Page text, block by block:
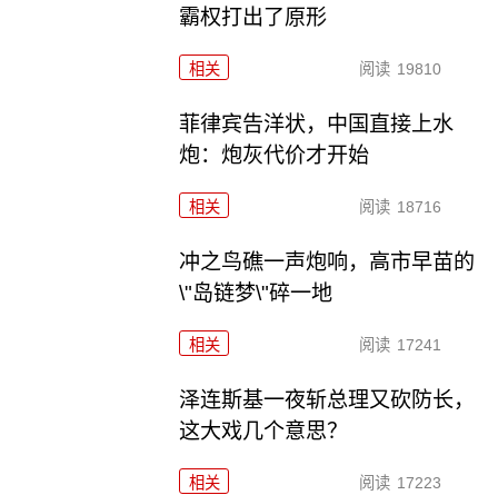
霸权打出了原形
相关 阅读 19810
菲律宾告洋状，中国直接上水
炮：炮灰代价才开始
相关 阅读 18716
冲之鸟礁一声炮响，高市早苗的
\"岛链梦\"碎一地
相关 阅读 17241
泽连斯基一夜斩总理又砍防长，
这大戏几个意思？
相关 阅读 17223